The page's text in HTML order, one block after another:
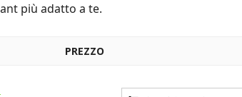
più adatto a te.
PREZZO